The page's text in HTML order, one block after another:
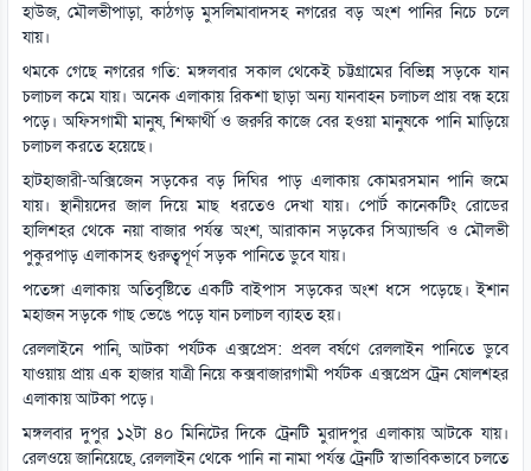
হাউজ, মৌলভীপাড়া, কাঠগড় মুসলিমাবাদসহ নগরের বড় অংশ পানির নিচে চলে
যায়।
থমকে গেছে নগরের গতি: মঙ্গলবার সকাল থেকেই চট্টগ্রামের বিভিন্ন সড়কে যান
চলাচল কমে যায়। অনেক এলাকায় রিকশা ছাড়া অন্য যানবাহন চলাচল প্রায় বন্ধ হয়ে
পড়ে। অফিসগামী মানুষ, শিক্ষার্থী ও জরুরি কাজে বের হওয়া মানুষকে পানি মাড়িয়ে
চলাচল করতে হয়েছে।
হাটহাজারী-অক্সিজেন সড়কের বড় দিঘির পাড় এলাকায় কোমরসমান পানি জমে
যায়। স্থানীয়দের জাল দিয়ে মাছ ধরতেও দেখা যায়। পোর্ট কানেকটিং রোডের
হালিশহর থেকে নয়া বাজার পর্যন্ত অংশ, আরাকান সড়কের সিঅ্যান্ডবি ও মৌলভী
পুকুরপাড় এলাকাসহ গুরুত্বপূর্ণ সড়ক পানিতে ডুবে যায়।
পতেঙ্গা এলাকায় অতিবৃষ্টিতে একটি বাইপাস সড়কের অংশ ধসে পড়েছে। ইশান
মহাজন সড়কে গাছ ভেঙে পড়ে যান চলাচল ব্যাহত হয়।
রেললাইনে পানি, আটকা পর্যটক এক্সপ্রেস: প্রবল বর্ষণে রেললাইন পানিতে ডুবে
যাওয়ায় প্রায় এক হাজার যাত্রী নিয়ে কক্সবাজারগামী পর্যটক এক্সপ্রেস ট্রেন ষোলশহর
এলাকায় আটকা পড়ে।
মঙ্গলবার দুপুর ১২টা ৪০ মিনিটের দিকে ট্রেনটি মুরাদপুর এলাকায় আটকে যায়।
রেলওয়ে জানিয়েছে, রেললাইন থেকে পানি না নামা পর্যন্ত ট্রেনটি স্বাভাবিকভাবে চলতে